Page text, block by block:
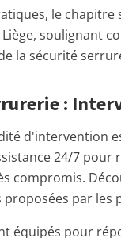
le
Liège, soulignant
la sécurité
:
d'intervention
24/7 pour
compromis.
par les
équipés pour